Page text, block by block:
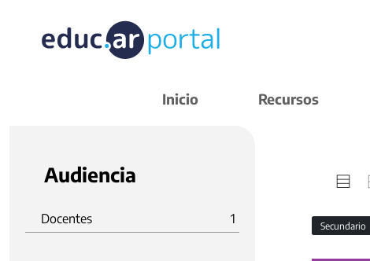
Inicio Recursos
Audiencia
Docentes 1 Secundario